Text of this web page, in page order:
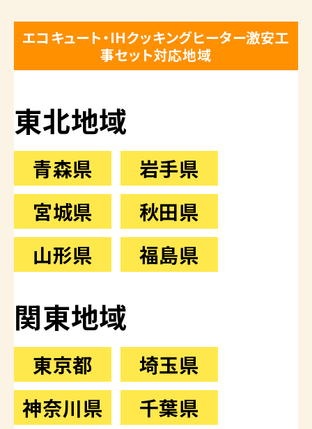
エコキュート・IHクッキングヒーター激安工
事セット対応地域
東北地域
青森県
岩手県
宮城県
秋田県
山形県
福島県
関東地域
東京都
埼玉県
神奈川県
千葉県